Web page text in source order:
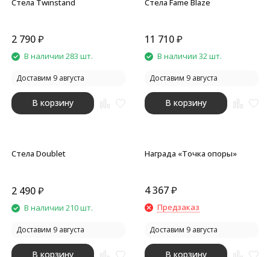
Стела Twinstand
2 790₽
В наличии 283 шт.
Доставим 9 августа
В корзину
Стела Fame Blaze
11 710₽
В наличии 32 шт.
Доставим 9 августа
В корзину
Стела Doublet
2 490₽
В наличии 210 шт.
Доставим 9 августа
В корзину
Награда «Точка опоры»
4 367₽
Предзаказ
Доставим 9 августа
В корзину